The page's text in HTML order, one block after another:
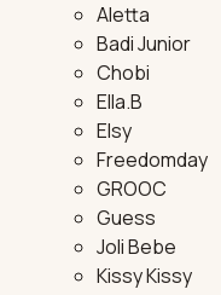
Aletta
Badi Junior
Chobi
Ella.B
Elsy
Freedomday
GROOC
Guess
Joli Bebe
Kissy Kissy